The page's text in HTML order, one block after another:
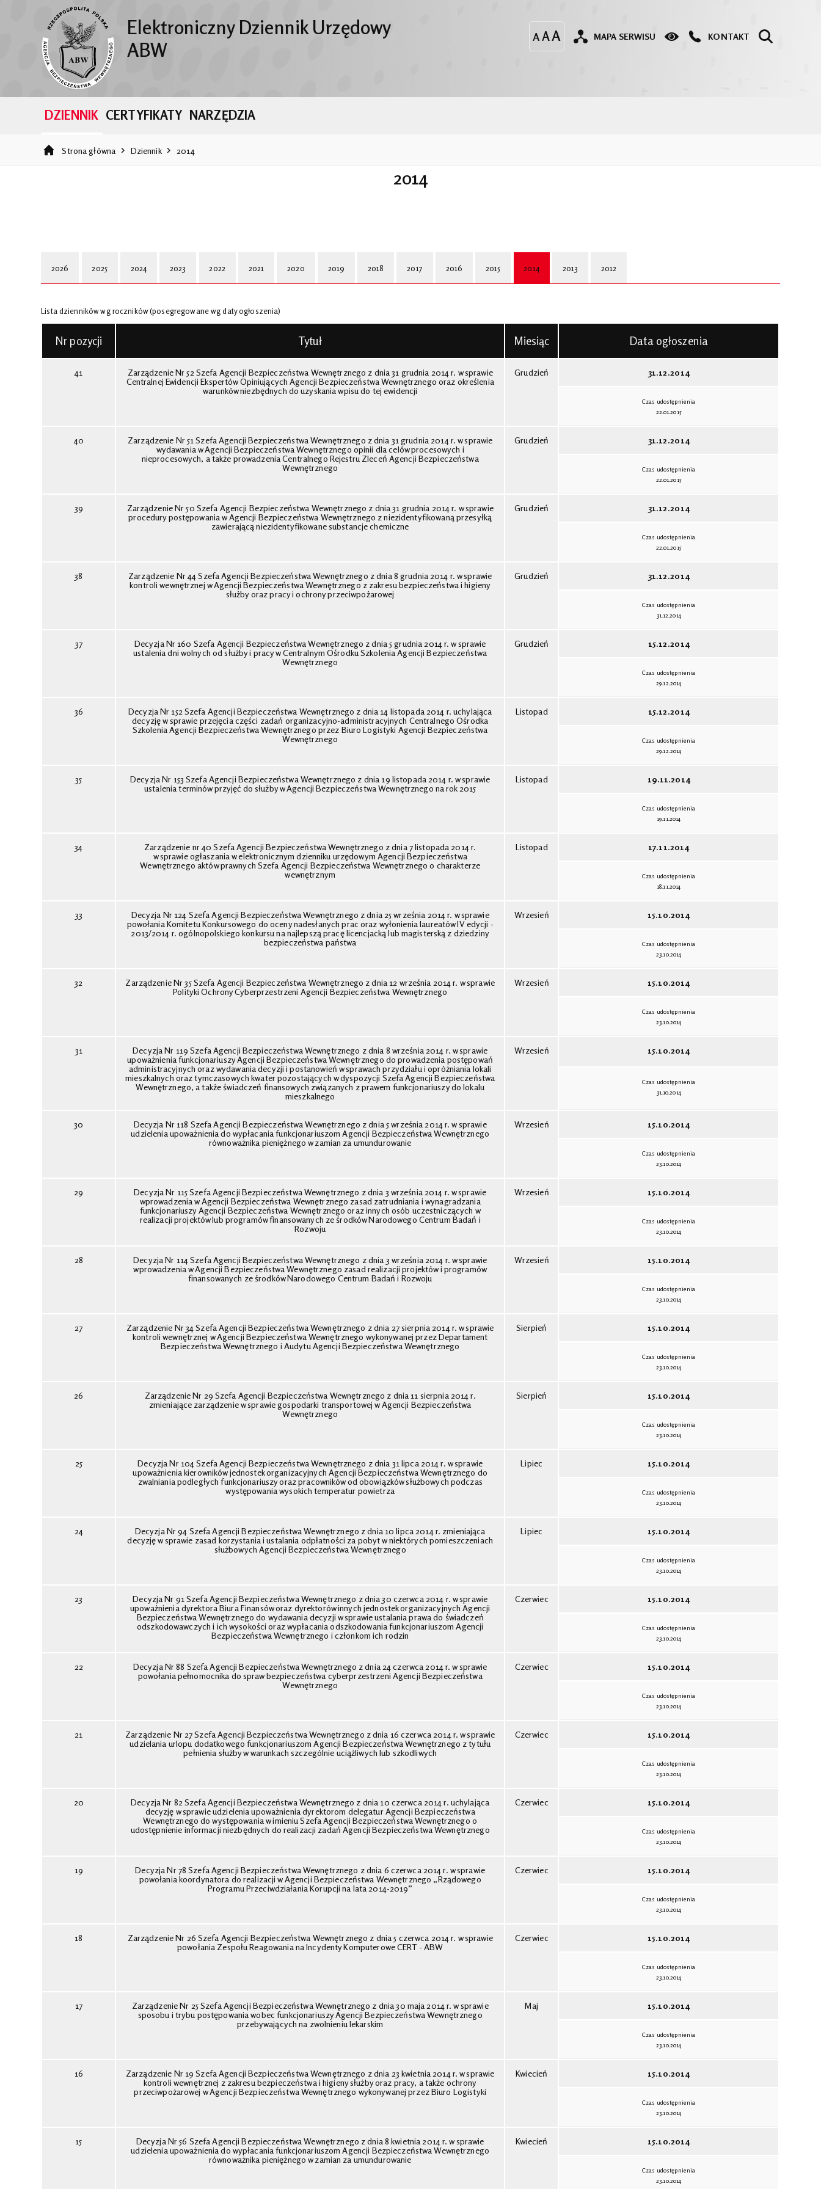
Elektroniczny Dziennik Urzędowy
ABW
MAPA SERWISU KONTAKT
DZIENNIK CERTYFIKATY NARZĘDZIA
Strona główna Dziennik 2014
2014
2026 2025 2024 2023 2022 2021 2020 2019 2018 2017 2016 2015 2014 2013 2012
Lista dzienników wg roczników (posegregowane wg daty ogłoszenia)
Nr pozycji Tytuł Miesiąc Data ogłoszenia
41
Zarządzenie Nr 52 Szefa Agencji Bezpieczeństwa Wewnętrznego z dnia 31 grudnia 2014 r. w sprawie
Centralnej Ewidencji Ekspertów Opiniujących Agencji Bezpieczeństwa Wewnętrznego oraz określenia
warunków niezbędnych do uzyskania wpisu do tej ewidencji
Grudzień 31.12.2014
Czas udostępnienia
22.01.2015
40
Zarządzenie Nr 51 Szefa Agencji Bezpieczeństwa Wewnętrznego z dnia 31 grudnia 2014 r. w sprawie
wydawania w Agencji Bezpieczeństwa Wewnętrznego opinii dla celów procesowych i
nieprocesowych, a także prowadzenia Centralnego Rejestru Zleceń Agencji Bezpieczeństwa
Wewnętrznego
Grudzień 31.12.2014
Czas udostępnienia
22.01.2015
39
Zarządzenie Nr 50 Szefa Agencji Bezpieczeństwa Wewnętrznego z dnia 31 grudnia 2014 r. w sprawie
procedury postępowania w Agencji Bezpieczeństwa Wewnętrznego z niezidentyfikowaną przesyłką
zawierającą niezidentyfikowane substancje chemiczne
Grudzień 31.12.2014
Czas udostępnienia
22.01.2015
38
Zarządzenie Nr 44 Szefa Agencji Bezpieczeństwa Wewnętrznego z dnia 8 grudnia 2014 r. w sprawie
kontroli wewnętrznej w Agencji Bezpieczeństwa Wewnętrznego z zakresu bezpieczeństwa i higieny
służby oraz pracy i ochrony przeciwpożarowej
Grudzień 31.12.2014
Czas udostępnienia
31.12.2014
37
Decyzja Nr 160 Szefa Agencji Bezpieczeństwa Wewnętrznego z dnia 5 grudnia 2014 r. w sprawie
ustalenia dni wolnych od służby i pracy w Centralnym Ośrodku Szkolenia Agencji Bezpieczeństwa
Wewnętrznego
Grudzień 15.12.2014
Czas udostępnienia
29.12.2014
36
Decyzja Nr 152 Szefa Agencji Bezpieczeństwa Wewnętrznego z dnia 14 listopada 2014 r. uchylająca
decyzję w sprawie przejęcia części zadań organizacyjno-administracyjnych Centralnego Ośrodka
Szkolenia Agencji Bezpieczeństwa Wewnętrznego przez Biuro Logistyki Agencji Bezpieczeństwa
Wewnętrznego
Listopad 15.12.2014
Czas udostępnienia
29.12.2014
35
Decyzja Nr 153 Szefa Agencji Bezpieczeństwa Wewnętrznego z dnia 19 listopada 2014 r. w sprawie
ustalenia terminów przyjęć do służby w Agencji Bezpieczeństwa Wewnętrznego na rok 2015
Listopad 19.11.2014
Czas udostępnienia
19.11.2014
34
Zarządzenie nr 40 Szefa Agencji Bezpieczeństwa Wewnętrznego z dnia 7 listopada 2014 r.
w sprawie ogłaszania w elektronicznym dzienniku urzędowym Agencji Bezpieczeństwa
Wewnętrznego aktów prawnych Szefa Agencji Bezpieczeństwa Wewnętrznego o charakterze
wewnętrznym
Listopad 17.11.2014
Czas udostępnienia
18.11.2014
33
Decyzja Nr 124 Szefa Agencji Bezpieczeństwa Wewnętrznego z dnia 25 września 2014 r. w sprawie
powołania Komitetu Konkursowego do oceny nadesłanych prac oraz wyłonienia laureatów IV edycji -
2013/2014 r. ogólnopolskiego konkursu na najlepszą pracę licencjacką lub magisterską z dziedziny
bezpieczeństwa państwa
Wrzesień 15.10.2014
Czas udostępnienia
23.10.2014
32
Zarządzenie Nr 35 Szefa Agencji Bezpieczeństwa Wewnętrznego z dnia 12 września 2014 r. w sprawie
Polityki Ochrony Cyberprzestrzeni Agencji Bezpieczeństwa Wewnętrznego
Wrzesień 15.10.2014
Czas udostępnienia
23.10.2014
31
Decyzja Nr 119 Szefa Agencji Bezpieczeństwa Wewnętrznego z dnia 8 września 2014 r. w sprawie
upoważnienia funkcjonariuszy Agencji Bezpieczeństwa Wewnętrznego do prowadzenia postępowań
administracyjnych oraz wydawania decyzji i postanowień w sprawach przydziału i opróżniania lokali
mieszkalnych oraz tymczasowych kwater pozostających w dyspozycji Szefa Agencji Bezpieczeństwa
Wewnętrznego, a także świadczeń finansowych związanych z prawem funkcjonariuszy do lokalu
mieszkalnego
Wrzesień 15.10.2014
Czas udostępnienia
31.10.2014
30
Decyzja Nr 118 Szefa Agencji Bezpieczeństwa Wewnętrznego z dnia 5 września 2014 r. w sprawie
udzielenia upoważnienia do wypłacania funkcjonariuszom Agencji Bezpieczeństwa Wewnętrznego
równoważnika pieniężnego w zamian za umundurowanie
Wrzesień 15.10.2014
Czas udostępnienia
23.10.2014
29
Decyzja Nr 115 Szefa Agencji Bezpieczeństwa Wewnętrznego z dnia 3 września 2014 r. w sprawie
wprowadzenia w Agencji Bezpieczeństwa Wewnętrznego zasad zatrudniania i wynagradzania
funkcjonariuszy Agencji Bezpieczeństwa Wewnętrznego oraz innych osób uczestniczących w
realizacji projektów lub programów finansowanych ze środków Narodowego Centrum Badań i
Rozwoju
Wrzesień 15.10.2014
Czas udostępnienia
23.10.2014
28
Decyzja Nr 114 Szefa Agencji Bezpieczeństwa Wewnętrznego z dnia 3 września 2014 r. w sprawie
wprowadzenia w Agencji Bezpieczeństwa Wewnętrznego zasad realizacji projektów i programów
finansowanych ze środków Narodowego Centrum Badań i Rozwoju
Wrzesień 15.10.2014
Czas udostępnienia
23.10.2014
27
Zarządzenie Nr 34 Szefa Agencji Bezpieczeństwa Wewnętrznego z dnia 27 sierpnia 2014 r. w sprawie
kontroli wewnętrznej w Agencji Bezpieczeństwa Wewnętrznego wykonywanej przez Departament
Bezpieczeństwa Wewnętrznego i Audytu Agencji Bezpieczeństwa Wewnętrznego
Sierpień 15.10.2014
Czas udostępnienia
23.10.2014
26
Zarządzenie Nr 29 Szefa Agencji Bezpieczeństwa Wewnętrznego z dnia 11 sierpnia 2014 r.
zmieniające zarządzenie w sprawie gospodarki transportowej w Agencji Bezpieczeństwa
Wewnętrznego
Sierpień 15.10.2014
Czas udostępnienia
23.10.2014
25
Decyzja Nr 104 Szefa Agencji Bezpieczeństwa Wewnętrznego z dnia 31 lipca 2014 r. w sprawie
upoważnienia kierowników jednostek organizacyjnych Agencji Bezpieczeństwa Wewnętrznego do
zwalniania podległych funkcjonariuszy oraz pracowników od obowiązków służbowych podczas
występowania wysokich temperatur powietrza
Lipiec 15.10.2014
Czas udostępnienia
23.10.2014
24
Decyzja Nr 94 Szefa Agencji Bezpieczeństwa Wewnętrznego z dnia 10 lipca 2014 r. zmieniająca
decyzję w sprawie zasad korzystania i ustalania odpłatności za pobyt w niektórych pomieszczeniach
służbowych Agencji Bezpieczeństwa Wewnętrznego
Lipiec 15.10.2014
Czas udostępnienia
23.10.2014
23
Decyzja Nr 91 Szefa Agencji Bezpieczeństwa Wewnętrznego z dnia 30 czerwca 2014 r. w sprawie
upoważnienia dyrektora Biura Finansów oraz dyrektorów innych jednostek organizacyjnych Agencji
Bezpieczeństwa Wewnętrznego do wydawania decyzji w sprawie ustalania prawa do świadczeń
odszkodowawczych i ich wysokości oraz wypłacania odszkodowania funkcjonariuszom Agencji
Bezpieczeństwa Wewnętrznego i członkom ich rodzin
Czerwiec 15.10.2014
Czas udostępnienia
23.10.2014
22
Decyzja Nr 88 Szefa Agencji Bezpieczeństwa Wewnętrznego z dnia 24 czerwca 2014 r. w sprawie
powołania pełnomocnika do spraw bezpieczeństwa cyberprzestrzeni Agencji Bezpieczeństwa
Wewnętrznego
Czerwiec 15.10.2014
Czas udostępnienia
23.10.2014
21
Zarządzenie Nr 27 Szefa Agencji Bezpieczeństwa Wewnętrznego z dnia 16 czerwca 2014 r. w sprawie
udzielania urlopu dodatkowego funkcjonariuszom Agencji Bezpieczeństwa Wewnętrznego z tytułu
pełnienia służby w warunkach szczególnie uciążliwych lub szkodliwych
Czerwiec 15.10.2014
Czas udostępnienia
23.10.2014
20
Decyzja Nr 82 Szefa Agencji Bezpieczeństwa Wewnętrznego z dnia 10 czerwca 2014 r. uchylająca
decyzję w sprawie udzielenia upoważnienia dyrektorom delegatur Agencji Bezpieczeństwa
Wewnętrznego do występowania w imieniu Szefa Agencji Bezpieczeństwa Wewnętrznego o
udostępnienie informacji niezbędnych do realizacji zadań Agencji Bezpieczeństwa Wewnętrznego
Czerwiec 15.10.2014
Czas udostępnienia
23.10.2014
19
Decyzja Nr 78 Szefa Agencji Bezpieczeństwa Wewnętrznego z dnia 6 czerwca 2014 r. w sprawie
powołania koordynatora do realizacji w Agencji Bezpieczeństwa Wewnętrznego „Rządowego
Programu Przeciwdziałania Korupcji na lata 2014-2019”
Czerwiec 15.10.2014
Czas udostępnienia
23.10.2014
18
Zarządzenie Nr 26 Szefa Agencji Bezpieczeństwa Wewnętrznego z dnia 5 czerwca 2014 r. w sprawie
powołania Zespołu Reagowania na Incydenty Komputerowe CERT - ABW
Czerwiec 15.10.2014
Czas udostępnienia
23.10.2014
17
Zarządzenie Nr 25 Szefa Agencji Bezpieczeństwa Wewnętrznego z dnia 30 maja 2014 r. w sprawie
sposobu i trybu postępowania wobec funkcjonariuszy Agencji Bezpieczeństwa Wewnętrznego
przebywających na zwolnieniu lekarskim
Maj 15.10.2014
Czas udostępnienia
23.10.2014
16
Zarządzenie Nr 19 Szefa Agencji Bezpieczeństwa Wewnętrznego z dnia 23 kwietnia 2014 r. w sprawie
kontroli wewnętrznej z zakresu bezpieczeństwa i higieny służby oraz pracy, a także ochrony
przeciwpożarowej w Agencji Bezpieczeństwa Wewnętrznego wykonywanej przez Biuro Logistyki
Kwiecień 15.10.2014
Czas udostępnienia
23.10.2014
15
Decyzja Nr 56 Szefa Agencji Bezpieczeństwa Wewnętrznego z dnia 8 kwietnia 2014 r. w sprawie
udzielenia upoważnienia do wypłacania funkcjonariuszom Agencji Bezpieczeństwa Wewnętrznego
równoważnika pieniężnego w zamian za umundurowanie
Kwiecień 15.10.2014
Czas udostępnienia
23.10.2014